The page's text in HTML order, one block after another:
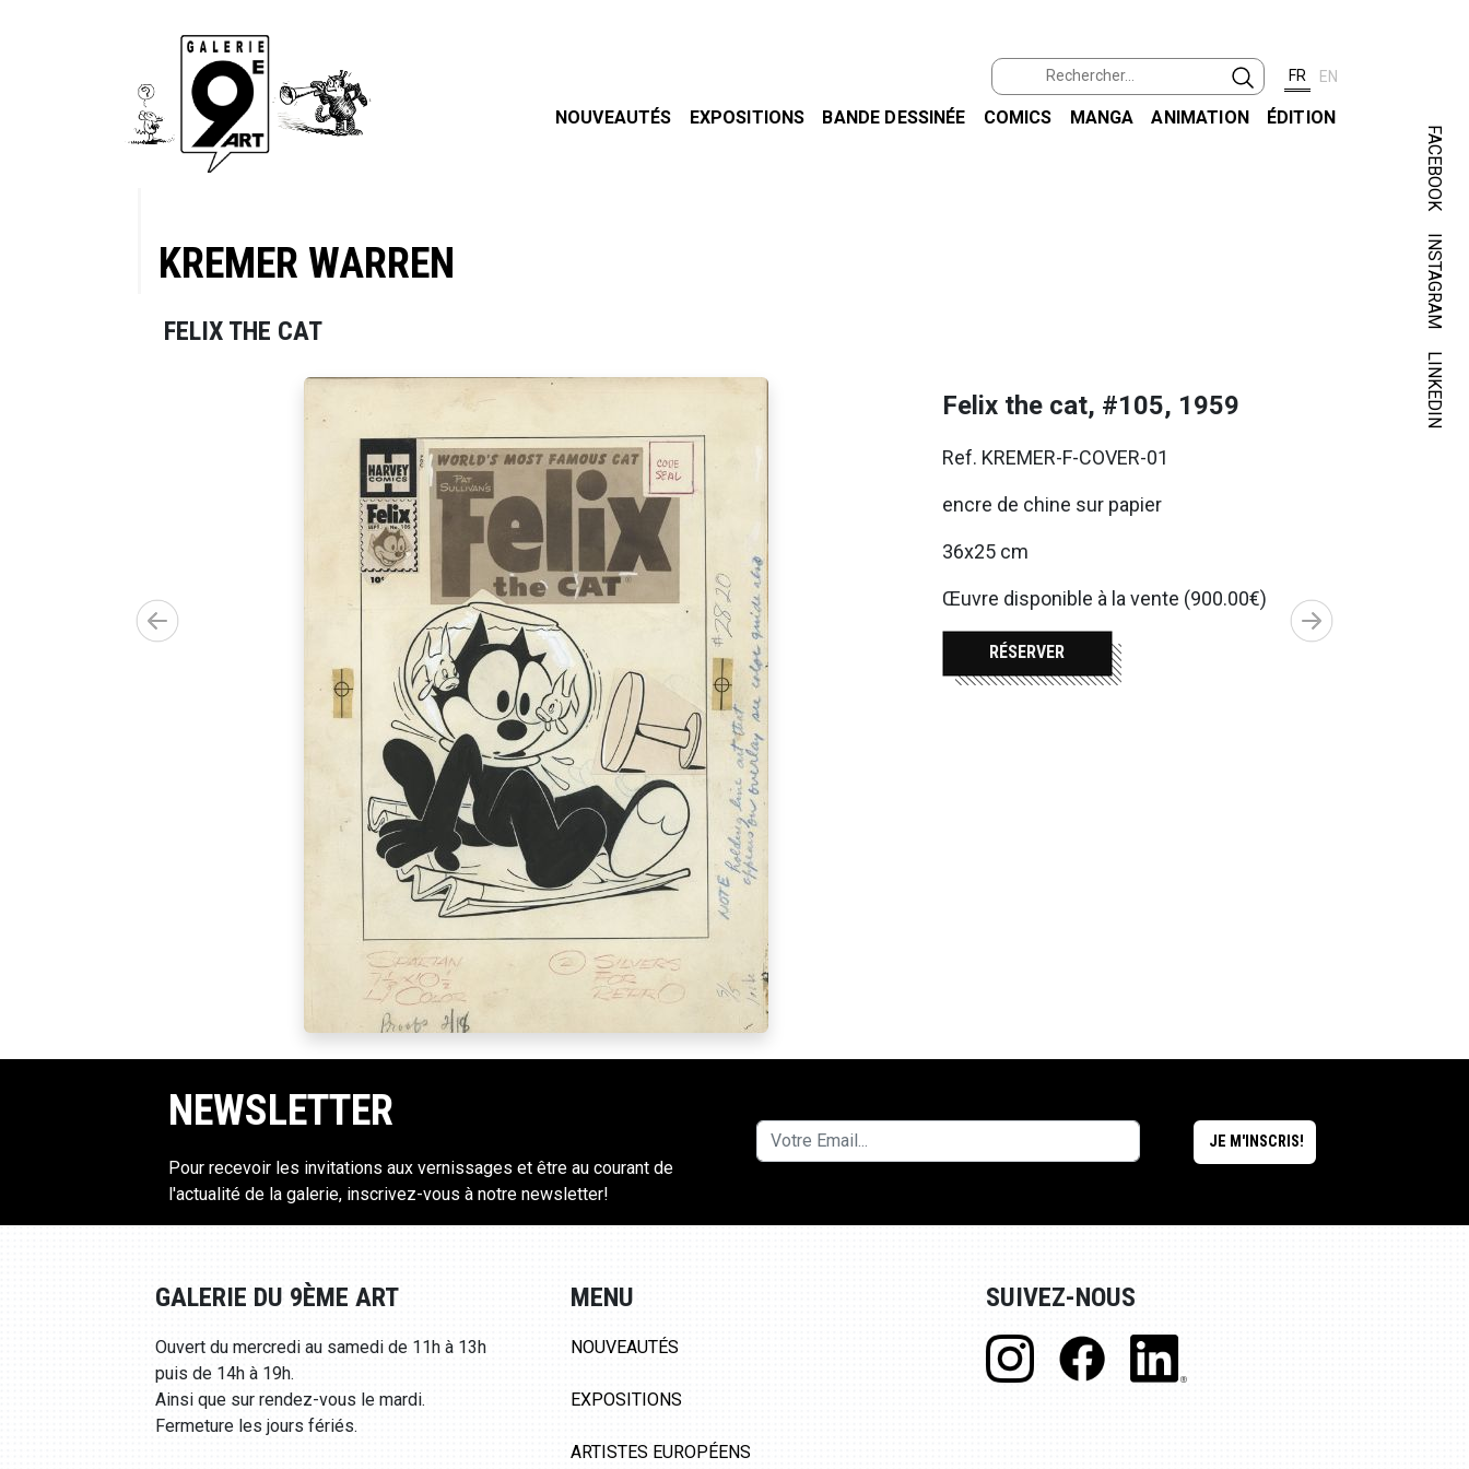
FR EN
NOUVEAUTÉS EXPOSITIONS BANDE DESSINÉE COMICS MANGA ANIMATION ÉDITION
FACEBOOK
INSTAGRAM
LINKEDIN
KREMER WARREN
FELIX THE CAT
Felix the cat, #105, 1959
Ref. KREMER-F-COVER-01
encre de chine sur papier
36x25 cm
Œuvre disponible à la vente (900.00€)
RÉSERVER
NEWSLETTER
Pour recevoir les invitations aux vernissages et être au courant de
l'actualité de la galerie, inscrivez-vous à notre newsletter!
GALERIE DU 9ÈME ART
Ouvert du mercredi au samedi de 11h à 13h
puis de 14h à 19h.
Ainsi que sur rendez-vous le mardi.
Fermeture les jours fériés.
MENU
NOUVEAUTÉS
EXPOSITIONS
ARTISTES EUROPÉENS
SUIVEZ-NOUS